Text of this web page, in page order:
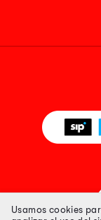
Usamos cookies